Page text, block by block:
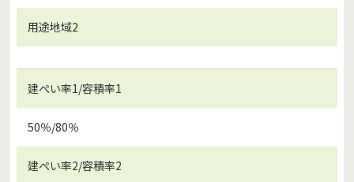
用途地域2
建ぺい率1/容積率1
50％/80％
建ぺい率2/容積率2